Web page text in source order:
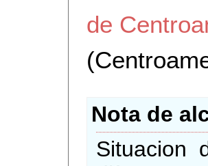
de
Nota de
Situacion